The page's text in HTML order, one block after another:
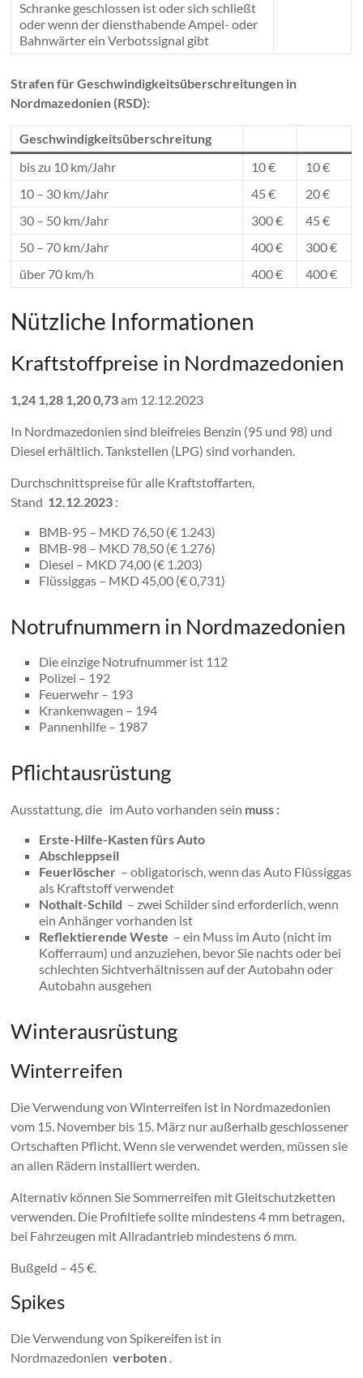
Schranke geschlossen ist oder sich schließt
oder wenn der diensthabende Ampel- oder
Bahnwärter ein Verbotssignal gibt
Strafen für Geschwindigkeitsüberschreitungen in
Nordmazedonien (RSD):
Geschwindigkeitsüberschreitung
bis zu 10 km/Jahr
10 €
10 €
10 – 30 km/Jahr
45 €
20 €
30 – 50 km/Jahr
300 €
45 €
50 – 70 km/Jahr
400 €
300 €
über 70 km/h
400 € 400 €
Nützliche Informationen
Kraftstoffpreise in Nordmazedonien
1,24 1,28 1,200,73am 12.12.2023
In Nordmazedonien sind bleifreies Benzin (95 und 98) und
Diesel erhältlich. Tankstellen (LPG) sind vorhanden.
Durchschnittspreise für alle Kraftstoffarten,
Stand 12.12.2023 :
BMB-95 – MKD 76,50 (€ 1.243)
BMB-98 – MKD 78,50 (€ 1.276)
Diesel – MKD 74,00 (€ 1.203)
Flüssiggas – MKD 45,00 (€ 0,731)
Notrufnummern in Nordmazedonien
Die einzige Notrufnummer ist 112
Polizei – 192
Feuerwehr – 193
Krankenwagen – 194
Pannenhilfe – 1987
Pflichtausrüstung
Ausstattung, die im Auto vorhanden sein muss :
Erste-Hilfe-Kasten fürs Auto
Abschleppseil
Feuerlöscher – obligatorisch, wenn das Auto Flüssiggas
als Kraftstoff verwendet
Nothalt-Schild – zwei Schilder sind erforderlich, wenn
ein Anhänger vorhanden ist
Reflektierende Weste – ein Muss im Auto (nicht im
Kofferraum) und anzuziehen, bevor Sie nachts oder bei
schlechten Sichtverhältnissen auf der Autobahn oder
Autobahn ausgehen
Winterausrüstung
Winterreifen
Die Verwendung von Winterreifen ist in Nordmazedonien
vom 15. November bis 15. März nur außerhalb geschlossener
Ortschaften Pflicht. Wenn sie verwendet werden, müssen sie
an allen Rädern installiert werden.
Alternativ können Sie Sommerreifen mit Gleitschutzketten
verwenden. Die Profiltiefe sollte mindestens 4 mm betragen,
bei Fahrzeugen mit Allradantrieb mindestens 6 mm.
Bußgeld – 45 €.
Spikes
Die Verwendung von Spikereifen ist in
Nordmazedonienverboten